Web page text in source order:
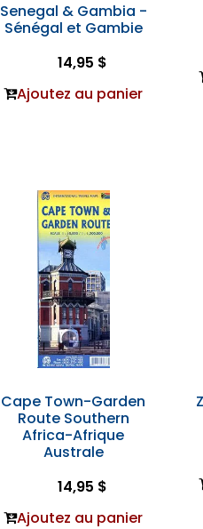
Senegal & Gambia -
Sénégal et Gambie
14,95 $
Ajoutez au panier
Cape Town-Garden
Route Southern
Africa-Afrique
Australe
14,95 $
Ajoutez au panier